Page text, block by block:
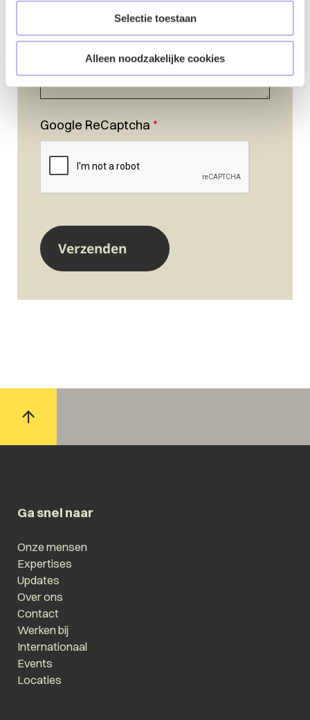
Selectie toestaan
Alleen noodzakelijke cookies
Google ReCaptcha *
Ga snel naar
Onze mensen
Expertises
Updates
Over ons
Contact
Werken bij
Internationaal
Events
Locaties